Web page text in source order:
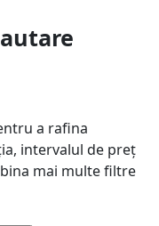
a rafina
intervalul de preț
mai multe filtre